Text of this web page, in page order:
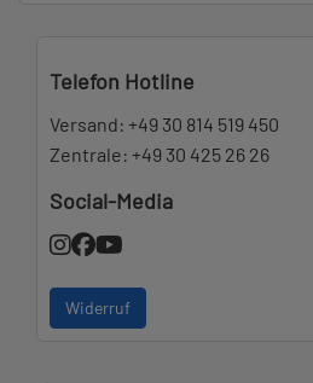
Telefon Hotline
Versand: +49 30 814 519 450
Zentrale: +49 30 425 26 26
Social-Media
Widerruf